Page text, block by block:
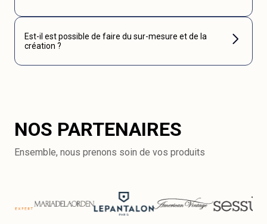
Est-il est possible de faire du sur-mesure et de la
création ?
NOS PARTENAIRES
Ensemble, nous prenons soin de vos produits